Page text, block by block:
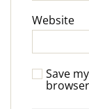
Website
Save